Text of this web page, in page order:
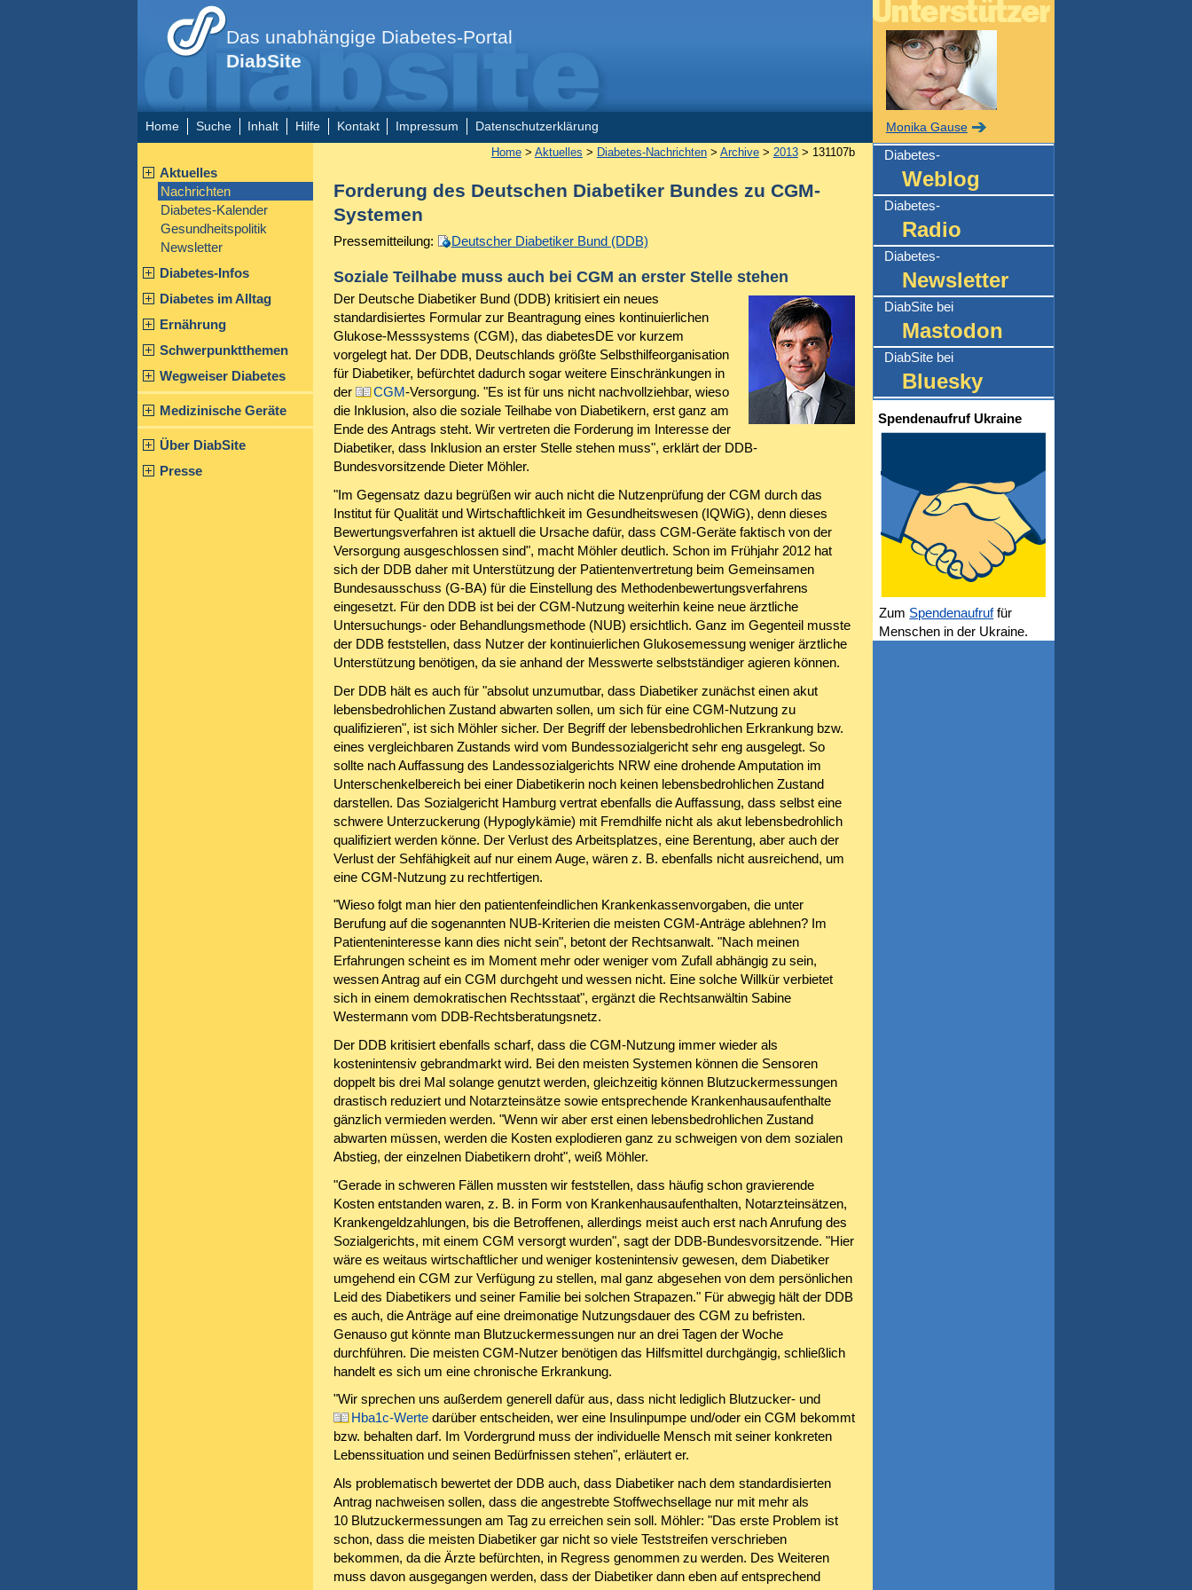
Das unabhängige Diabetes-Portal
DiabSite
Home Suche Inhalt Hilfe Kontakt Impressum Datenschutzerklärung
Aktuelles
Nachrichten
Diabetes-Kalender
Gesundheitspolitik
Newsletter
Diabetes-Infos
Diabetes im Alltag
Ernährung
Schwerpunktthemen
Wegweiser Diabetes
Medizinische Geräte
Über DiabSite
Presse
Home> Aktuelles > Diabetes-Nachrichten> Archive> 2013> 131107b
Forderung des Deutschen Diabetiker Bundes zu CGM-
Systemen
Pressemitteilung: Deutscher Diabetiker Bund (DDB)
Soziale Teilhabe muss auch bei CGM an erster Stelle stehen
Der Deutsche Diabetiker Bund (DDB) kritisiert ein neues
standardisiertes Formular zur Beantragung eines kontinuierlichen
Glukose-Messsystems (CGM), das diabetesDE vor kurzem
vorgelegt hat. Der DDB, Deutschlands größte Selbsthilfeorganisation
für Diabetiker, befürchtet dadurch sogar weitere Einschränkungen in
der
CGM-Versorgung. "Es ist für uns nicht nachvollziehbar, wieso
die Inklusion, also die soziale Teilhabe von Diabetikern, erst ganz am
Ende des Antrags steht. Wir vertreten die Forderung im Interesse der
Diabetiker, dass Inklusion an erster Stelle stehen muss", erklärt der DDB-
Bundesvorsitzende Dieter Möhler.
"Im Gegensatz dazu begrüßen wir auch nicht die Nutzenprüfung der CGM durch das
Institut für Qualität und Wirtschaftlichkeit im Gesundheitswesen (IQWiG), denn dieses
Bewertungsverfahren ist aktuell die Ursache dafür, dass CGM-Geräte faktisch von der
Versorgung ausgeschlossen sind", macht Möhler deutlich. Schon im Frühjahr 2012 hat
sich der DDB daher mit Unterstützung der Patientenvertretung beim Gemeinsamen
Bundesausschuss (G-BA) für die Einstellung des Methodenbewertungsverfahrens
eingesetzt. Für den DDB ist bei der CGM-Nutzung weiterhin keine neue ärztliche
Untersuchungs- oder Behandlungsmethode (NUB) ersichtlich. Ganz im Gegenteil musste
der DDB feststellen, dass Nutzer der kontinuierlichen Glukosemessung weniger ärztliche
Unterstützung benötigen, da sie anhand der Messwerte selbstständiger agieren können.
Der DDB hält es auch für "absolut unzumutbar, dass Diabetiker zunächst einen akut
lebensbedrohlichen Zustand abwarten sollen, um sich für eine CGM-Nutzung zu
qualifizieren", ist sich Möhler sicher. Der Begriff der lebensbedrohlichen Erkrankung bzw.
eines vergleichbaren Zustands wird vom Bundessozialgericht sehr eng ausgelegt. So
sollte nach Auffassung des Landessozialgerichts NRW eine drohende Amputation im
Unterschenkelbereich bei einer Diabetikerin noch keinen lebensbedrohlichen Zustand
darstellen. Das Sozialgericht Hamburg vertrat ebenfalls die Auffassung, dass selbst eine
schwere Unterzuckerung (Hypoglykämie) mit Fremdhilfe nicht als akut lebensbedrohlich
qualifiziert werden könne. Der Verlust des Arbeitsplatzes, eine Berentung, aber auch der
Verlust der Sehfähigkeit auf nur einem Auge, wären z. B. ebenfalls nicht ausreichend, um
eine CGM-Nutzung zu rechtfertigen.
"Wieso folgt man hier den patientenfeindlichen Krankenkassenvorgaben, die unter
Berufung auf die sogenannten NUB-Kriterien die meisten CGM-Anträge ablehnen? Im
Patienteninteresse kann dies nicht sein", betont der Rechtsanwalt. "Nach meinen
Erfahrungen scheint es im Moment mehr oder weniger vom Zufall abhängig zu sein,
wessen Antrag auf ein CGM durchgeht und wessen nicht. Eine solche Willkür verbietet
sich in einem demokratischen Rechtsstaat", ergänzt die Rechtsanwältin Sabine
Westermann vom DDB-Rechtsberatungsnetz.
Der DDB kritisiert ebenfalls scharf, dass die CGM-Nutzung immer wieder als
kostenintensiv gebrandmarkt wird. Bei den meisten Systemen können die Sensoren
doppelt bis drei Mal solange genutzt werden, gleichzeitig können Blutzuckermessungen
drastisch reduziert und Notarzteinsätze sowie entsprechende Krankenhausaufenthalte
gänzlich vermieden werden. "Wenn wir aber erst einen lebensbedrohlichen Zustand
abwarten müssen, werden die Kosten explodieren ganz zu schweigen von dem sozialen
Abstieg, der einzelnen Diabetikern droht", weiß Möhler.
"Gerade in schweren Fällen mussten wir feststellen, dass häufig schon gravierende
Kosten entstanden waren, z. B. in Form von Krankenhausaufenthalten, Notarzteinsätzen,
Krankengeldzahlungen, bis die Betroffenen, allerdings meist auch erst nach Anrufung des
Sozialgerichts, mit einem CGM versorgt wurden", sagt der DDB-Bundesvorsitzende. "Hier
wäre es weitaus wirtschaftlicher und weniger kostenintensiv gewesen, dem Diabetiker
umgehend ein CGM zur Verfügung zu stellen, mal ganz abgesehen von dem persönlichen
Leid des Diabetikers und seiner Familie bei solchen Strapazen." Für abwegig hält der DDB
es auch, die Anträge auf eine dreimonatige Nutzungsdauer des CGM zu befristen.
Genauso gut könnte man Blutzuckermessungen nur an drei Tagen der Woche
durchführen. Die meisten CGM-Nutzer benötigen das Hilfsmittel durchgängig, schließlich
handelt es sich um eine chronische Erkrankung.
"Wir sprechen uns außerdem generell dafür aus, dass nicht lediglich Blutzucker- und
Hba1c-Wertedarüber entscheiden, wer eine Insulinpumpe und/oder ein CGM bekommt
bzw. behalten darf. Im Vordergrund muss der individuelle Mensch mit seiner konkreten
Lebenssituation und seinen Bedürfnissen stehen", erläutert er.
Als problematisch bewertet der DDB auch, dass Diabetiker nach dem standardisierten
Antrag nachweisen sollen, dass die angestrebte Stoffwechsellage nur mit mehr als
10 Blutzuckermessungen am Tag zu erreichen sein soll. Möhler: "Das erste Problem ist
schon, dass die meisten Diabetiker gar nicht so viele Teststreifen verschrieben
bekommen, da die Ärzte befürchten, in Regress genommen zu werden. Des Weiteren
muss davon ausgegangen werden, dass der Diabetiker dann eben auf entsprechend
Monika Gause
Diabetes-
Weblog
Diabetes-
Radio
Diabetes-
Newsletter
DiabSite bei
Mastodon
DiabSite bei
Bluesky
Spendenaufruf Ukraine
Zum Spendenaufruffür
Menschen in der Ukraine.